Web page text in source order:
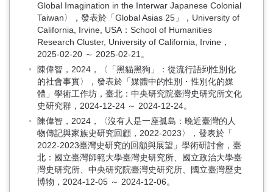
Global Imagination in the Interwar Japanese Colonial
Taiwan〉，發表於「Global Asias 25」，University of
California, Irvine, USA：School of Humanities
Research Cluster, University of California, Irvine，
2025-02-20 ～ 2025-02-21。
陳偉智，2024，〈「黑貓黑狗」：從流行語到性別化
的社會事實〉，發表於「媒體中的性別・性別化的媒
體」學術工作坊，臺北：中央研究院臺灣史研究所文化
史研究群，2024-12-24 ～ 2024-12-24。
陳偉智，2024，〈沒有人是一座孤島：晚近臺灣的人
物傳記與家族史研究回顧，2022-2023〉，發表於「
2022-2023臺灣史研究的回顧與展望」學術研討會，臺
北：國立臺灣師範大學臺灣史研究所、國立政治大學臺
灣史研究所、中央研究院臺灣史研究所、國立臺灣歷史
博物，2024-12-05 ～ 2024-12-06。